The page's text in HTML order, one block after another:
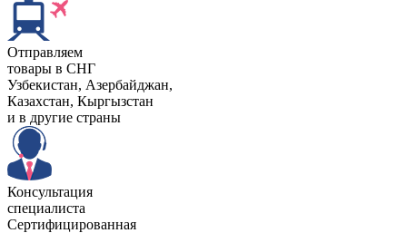
Отправляем
товары в СНГ
Узбекистан, Aзербайджан,
Казахстан, Кыргызстан
и в другие страны
Консультация
специалиста
Сертифицированная